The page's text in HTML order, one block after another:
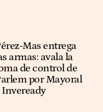
Mas entrega
armas: avala la
de control de
por Mayoral
Inveready